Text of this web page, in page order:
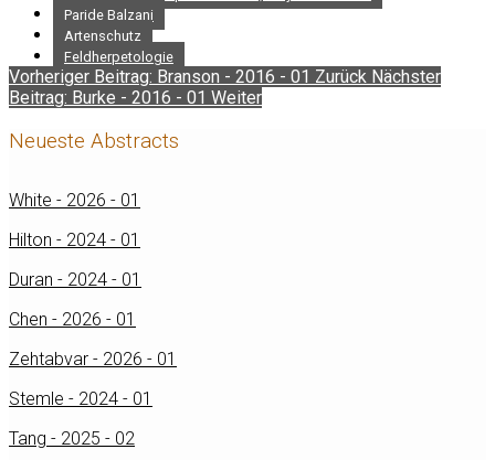
Paride Balzani
Artenschutz
Feldherpetologie
Vorheriger Beitrag: Branson - 2016 - 01 Zurück Nächster
Beitrag: Burke - 2016 - 01 Weiter
Neueste Abstracts
White - 2026 - 01
Hilton - 2024 - 01
Duran - 2024 - 01
Chen - 2026 - 01
Zehtabvar - 2026 - 01
Stemle - 2024 - 01
Tang - 2025 - 02